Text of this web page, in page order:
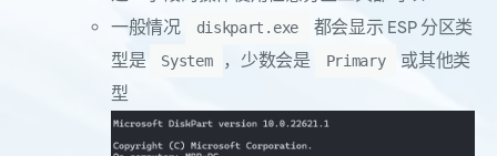
一般情况
diskpart.exe
都会显示 ESP 分区类
型是
System ，少数会是 Primary
或其他类
型